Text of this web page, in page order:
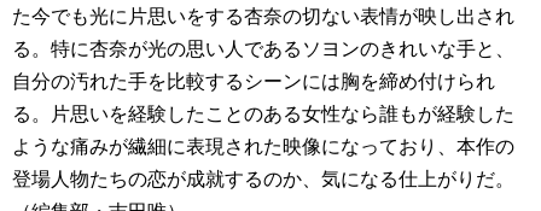
た今でも光に片思いをする杏奈の切ない表情が映し出され
る。特に杏奈が光の思い人であるソヨンのきれいな手と、
自分の汚れた手を比較するシーンには胸を締め付けられ
る。片思いを経験したことのある女性なら誰もが経験した
ような痛みが繊細に表現された映像になっており、本作の
登場人物たちの恋が成就するのか、気になる仕上がりだ。